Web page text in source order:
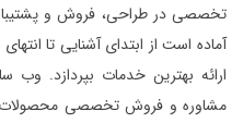
تخصصی در طراحی، فروش و
آماده است از ابتدای آشنایی تا
ارائه بهترین خدمات بپردازد. وب
مشاوره و فروش تخصصی محصولات